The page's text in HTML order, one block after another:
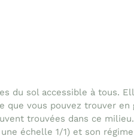
du sol accessible à tous.
que vous pouvez trouver en
trouvées dans ce
échelle 1/1) et son